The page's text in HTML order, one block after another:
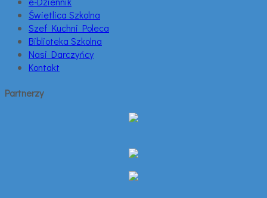
Świetlica Szkolna
Szef Kuchni Poleca
Biblioteka Szkolna
Nasi Darczyńcy
Kontakt
Partnerzy